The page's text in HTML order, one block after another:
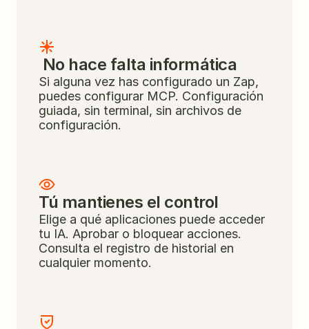
No hace falta informática
Si alguna vez has configurado un Zap,
puedes configurar MCP. Configuración
guiada, sin terminal, sin archivos de
configuración.
Tú mantienes el control
Elige a qué aplicaciones puede acceder
tu IA. Aprobar o bloquear acciones.
Consulta el registro de historial en
cualquier momento.